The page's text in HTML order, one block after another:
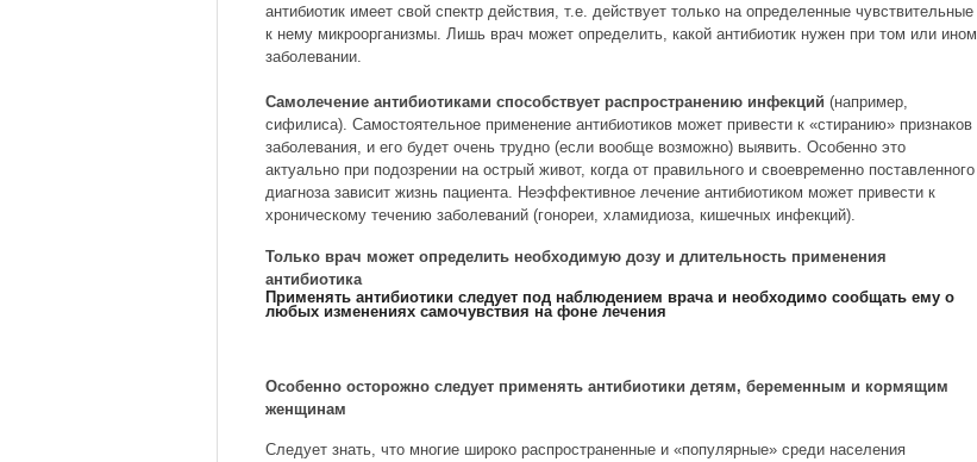
антибиотик имеет свой спектр действия, т.е. действует только на определенные чувствительные
к нему микроорганизмы. Лишь врач может определить, какой антибиотик нужен при том или ином
заболевании.
Самолечение антибиотиками способствует распространению инфекций (например,
сифилиса). Самостоятельное применение антибиотиков может привести к «стиранию» признаков
заболевания, и его будет очень трудно (если вообще возможно) выявить. Особенно это
актуально при подозрении на острый живот, когда от правильного и своевременно поставленного
диагноза зависит жизнь пациента. Неэффективное лечение антибиотиком может привести к
хроническому течению заболеваний (гонореи, хламидиоза, кишечных инфекций).
Только врач может определить необходимую дозу и длительность применения
антибиотика
Применять антибиотики следует под наблюдением врача и необходимо сообщать ему о
любых изменениях самочувствия на фоне лечения
Особенно осторожно следует применять антибиотики детям, беременным и кормящим
женщинам
Следует знать, что многие широко распространенные и «популярные» среди населения